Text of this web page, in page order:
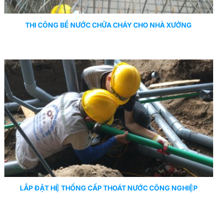
THI CÔNG BỂ NƯỚC CHỮA CHÁY CHO NHÀ XƯỞNG
LẮP ĐẶT HỆ THỐNG CẤP THOÁT NƯỚC CÔNG NGHIỆP